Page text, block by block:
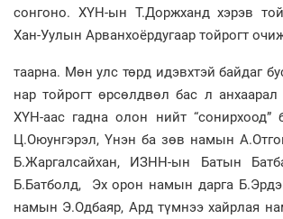
сонгоно. ХҮН-ын Т.Доржханд хэрэв
Хан-Уулын Арванхоёрдугаар тойрогт
таарна. Мөн улс төрд идэвхтэй байдаг
нар тойрогт өрсөлдвөл бас л
ХҮН-аас гадна олон нийт
Ц.Оюунгэрэл, Үнэн ба зөв намын
Б.Жаргалсайхан, ИЗНН-ын Батын
Б.Батболд, Эх орон намын дарга
намын Э.Одбаяр, Ард түмнээ хайрлая